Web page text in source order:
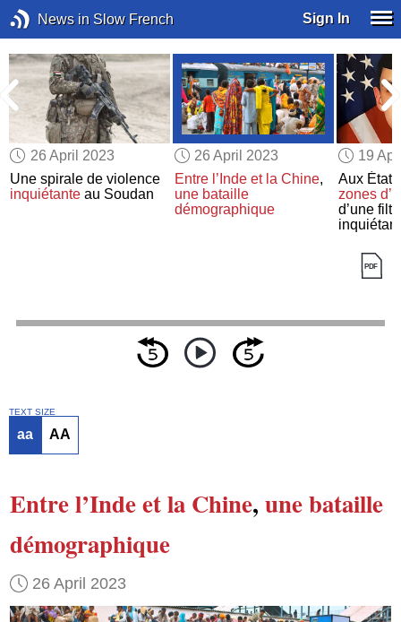
News in Slow French Sign In
26 April 2023
Une spirale de violence
inquiétante au Soudan
26 April 2023
Entre l’Inde et la Chine,
une bataille
démographique
19
Aux
zones
d’une
TEXT SIZE
aa AA
Entre l’Inde et la Chine, une bataille
démographique
26 April 2023